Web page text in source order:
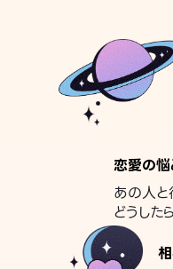
恋愛の
あの人
どうした